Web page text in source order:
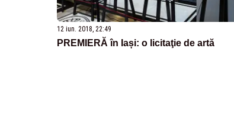
12 iun. 2018, 22:49
PREMIERĂ în Iași: o licitaţie de artă